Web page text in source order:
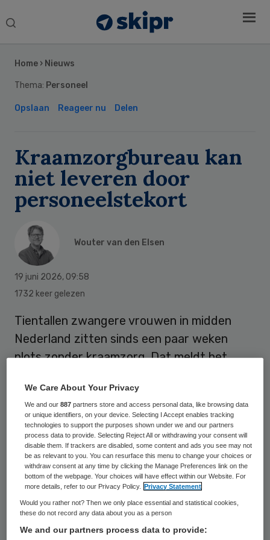
Search
Home › Nieuws
Thema: Personeel
Opslaan Reageer nu Delen
Kraamzorgbureau kan
niet leveren door
personeelstekort
Wouter van den Elsen
19 juni 2026, 09:58
1732 keer gelezen
Tientallen zwangere vrouwen in midden
Nederland zitten sinds een paar weken
plots zonder kraamzorg. Dat meldt het
contract meldde het landelijk opererende
bureau De Kraamvogel niet genoeg
personeel te hebben.
Verschillende zwangere vrouwen kregen
van de Kraamvogel, die actief is in Noord-
en Midden-Nederland, een mail waarin hun
inschrijving werd beëindigd. De Kraamvogel
Sidebar
We Care About Your Privacy
We and our887 partners store and access personal data, like browsing data
or unique identifiers, on your device. Selecting I Accept enables tracking
technologies to support the purposes shown under we and our partners
process data to provide. Selecting Reject All or withdrawing your consent will
disable them. If trackers are disabled, some content and ads you see may not
be as relevant to you. You can resurface this menu to change your choices or
withdraw consent at any time by clicking the Manage Preferences link on the
bottom of the webpage. Your choices will have effect within our Website. For
more details, refer to our Privacy Policy.
Privacy Statement
Would you rather not? Then we only place essential and statistical cookies,
these do not record any data about you as a person
We and our partners process data to provide: